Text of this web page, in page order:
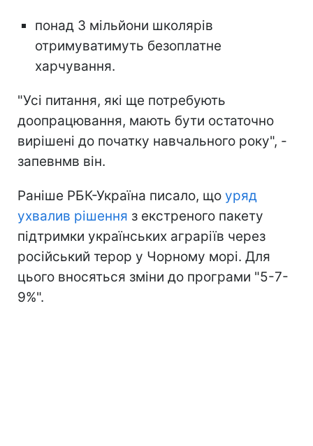
понад 3 мільйони школярів
отримуватимуть безоплатне
харчування.
"Усі питання, які ще потребують
доопрацювання, мають бути остаточно
вирішені до початку навчального року", -
запевнмв він.
Раніше РБК-Україна писало, що уряд
ухвалив рішення з екстреного пакету
підтримки українських аграріїв через
російський терор у Чорному морі. Для
цього вносяться зміни до програми "5-7-
9%".